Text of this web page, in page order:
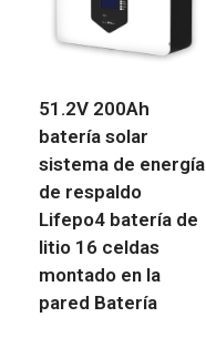
51.2V 200Ah
batería solar
sistema de energía
de respaldo
Lifepo4 batería de
litio 16 celdas
montado en la
pared Batería